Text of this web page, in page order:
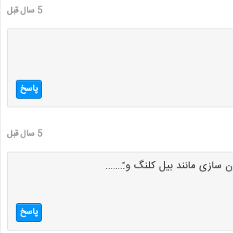
5 سال قبل
پاسخ
5 سال قبل
سازی مانند بیل کلنگ و.ّ…….
پاسخ